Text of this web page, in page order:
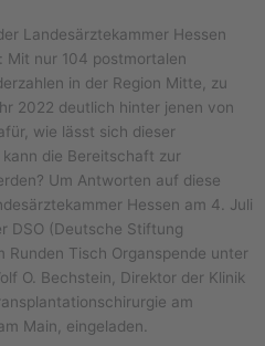
Landesärztekammer Hessen
Mit nur 104 postmortalen
in der Region Mitte, zu
2022 deutlich hinter jenen von
wie lässt sich dieser
die Bereitschaft zur
Um Antworten auf diese
Hessen am 4. Juli
DSO (Deutsche Stiftung
Runden Tisch Organspende unter
O. Bechstein, Direktor der Klinik
am
Main, eingeladen.